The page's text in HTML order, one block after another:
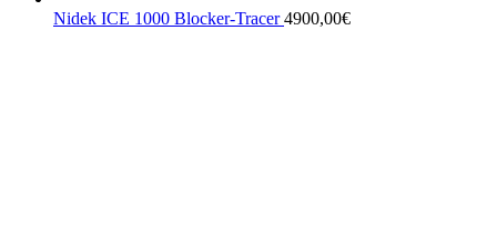
Nidek ICE 1000 Blocker-Tracer 4900,00€